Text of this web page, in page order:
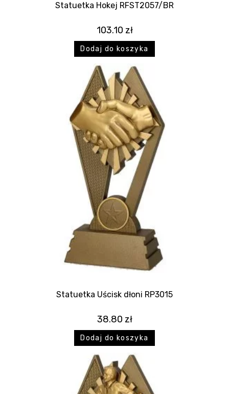
Statuetka Hokej RFST2057/BR
103.10 zł
Dodaj do koszyka
Statuetka Uścisk dłoni RP3015
38.80 zł
Dodaj do koszyka